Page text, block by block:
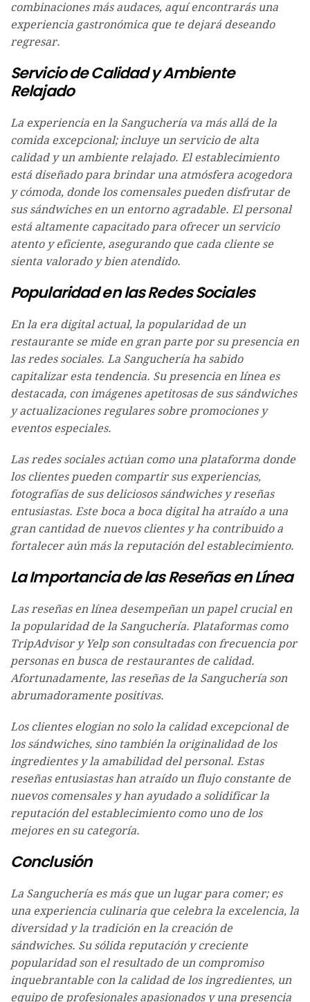
combinaciones más audaces, aquí encontrarás una
experiencia gastronómica que te dejará deseando
regresar.
Servicio de Calidad y Ambiente
Relajado
La experiencia en la Sanguchería va más allá de la
comida excepcional; incluye un servicio de alta
calidad y un ambiente relajado. El establecimiento
está diseñado para brindar una atmósfera acogedora
y cómoda, donde los comensales pueden disfrutar de
sus sándwiches en un entorno agradable. El personal
está altamente capacitado para ofrecer un servicio
atento y eficiente, asegurando que cada cliente se
sienta valorado y bien atendido.
Popularidad en las Redes Sociales
En la era digital actual, la popularidad de un
restaurante se mide en gran parte por su presencia en
las redes sociales. La Sanguchería ha sabido
capitalizar esta tendencia. Su presencia en línea es
destacada, con imágenes apetitosas de sus sándwiches
y actualizaciones regulares sobre promociones y
eventos especiales.
Las redes sociales actúan como una plataforma donde
los clientes pueden compartir sus experiencias,
fotografías de sus deliciosos sándwiches y reseñas
entusiastas. Este boca a boca digital ha atraído a una
gran cantidad de nuevos clientes y ha contribuido a
fortalecer aún más la reputación del establecimiento.
La Importancia de las Reseñas en Línea
Las reseñas en línea desempeñan un papel crucial en
la popularidad de la Sanguchería. Plataformas como
TripAdvisor y Yelp son consultadas con frecuencia por
personas en busca de restaurantes de calidad.
Afortunadamente, las reseñas de la Sanguchería son
abrumadoramente positivas.
Los clientes elogian no solo la calidad excepcional de
los sándwiches, sino también la originalidad de los
ingredientes y la amabilidad del personal. Estas
reseñas entusiastas han atraído un flujo constante de
nuevos comensales y han ayudado a solidificar la
reputación del establecimiento como uno de los
mejores en su categoría.
Conclusión
La Sanguchería es más que un lugar para comer; es
una experiencia culinaria que celebra la excelencia, la
diversidad y la tradición en la creación de
sándwiches. Su sólida reputación y creciente
popularidad son el resultado de un compromiso
inquebrantable con la calidad de los ingredientes, un
equipo de profesionales apasionados y una presencia